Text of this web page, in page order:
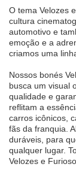
O tema Velozes
cultura
automotivo e
emoção e a
criamos uma
Nossos bonés
busca um visual
qualidade e
reflitam a
carros icônicos,
fãs da franquia.
duráveis, para
qualquer lugar.
Velozes e